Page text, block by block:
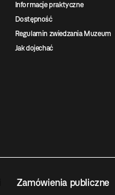
Informacje praktyczne
Dostępność
Regulamin zwiedzania Muzeum
Jak dojechać
Zamówienia publiczne